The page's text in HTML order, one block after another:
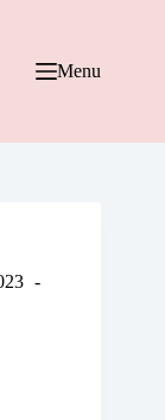
Menu